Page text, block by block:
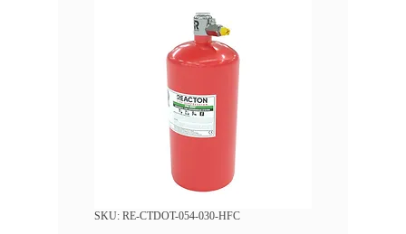
SKU: RE-CTDOT-054-030-HFC